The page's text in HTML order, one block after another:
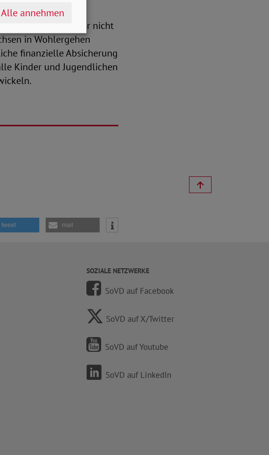
eine erfolgreiche
in die Infrastruktur nicht
in Wohlergehen
finanzielle Absicherung
Kinder und Jugendlichen
tweet mail
SOZIALE NETZWERKE
SoVD auf Facebook
SoVD auf X/Twitter
SoVD auf Youtube
SoVD auf LinkedIn
Alle annehmen